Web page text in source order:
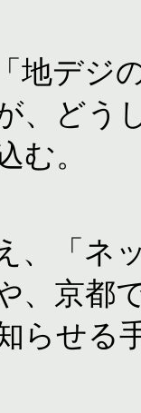
地デジ
、どう
む。
、「ネ
、京都
らせる